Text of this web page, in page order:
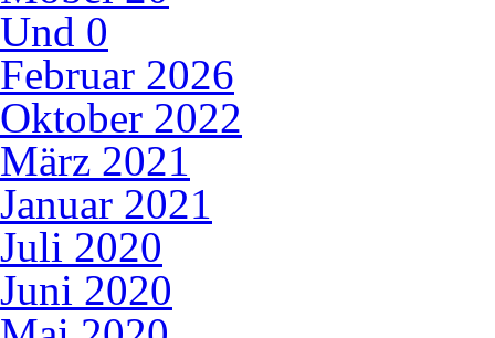
Und 0
Februar 2026
Oktober 2022
März 2021
Januar 2021
Juli 2020
Juni 2020